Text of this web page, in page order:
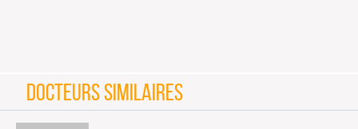
DOCTEURS SIMILAIRES